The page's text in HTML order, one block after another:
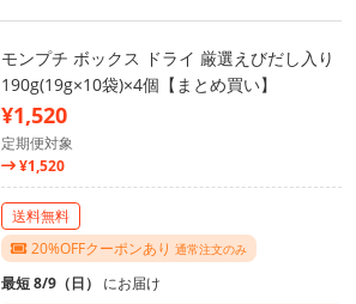
モンプチ ボックス ドライ 厳選えびだし入り
190g(19g×10袋)×4個【まとめ買い】
¥1,520
定期便対象
¥1,520
送料無料
20%OFFクーポンあり 通常注文のみ
最短 8/9（日） にお届け